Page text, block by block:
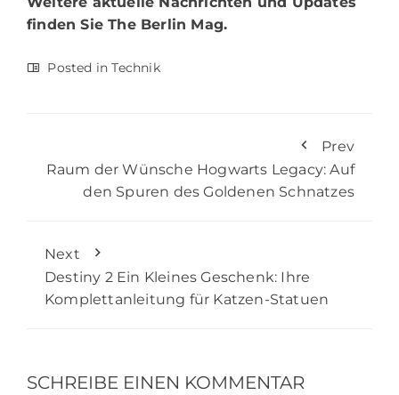
finden SieThe Berlin Mag.
Posted inTechnik
Prev
Raum der Wünsche Hogwarts Legacy: Auf
den Spuren des Goldenen Schnatzes
Next
Destiny 2 Ein Kleines Geschenk: Ihre
Komplettanleitung für Katzen-Statuen
SCHREIBE EINEN KOMMENTAR